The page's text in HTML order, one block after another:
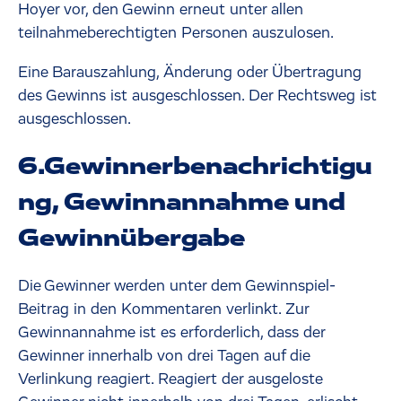
Hoyer vor, den Gewinn erneut unter allen
teilnahmeberechtigten Personen auszulosen.
Eine Barauszahlung, Änderung oder Übertragung
des Gewinns ist ausgeschlossen. Der Rechtsweg ist
ausgeschlossen.
6.Gewinnerbenachrichtigu
ng, Gewinnannahme und
Gewinnübergabe
Die Gewinner werden unter dem Gewinnspiel-
Beitrag in den Kommentaren verlinkt. Zur
Gewinnannahme ist es erforderlich, dass der
Gewinner innerhalb von drei Tagen auf die
Verlinkung reagiert. Reagiert der ausgeloste